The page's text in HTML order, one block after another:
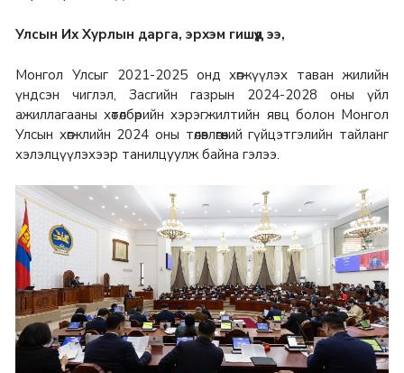
Улсын Их Хурлын дарга, эрхэм гишүүд ээ,
Монгол Улсыг 2021-2025 онд хөгжүүлэх таван жилийн
үндсэн чиглэл, Засгийн газрын 2024-2028 оны үйл
ажиллагааны хөтөлбөрийн хэрэгжилтийн явц болон Монгол
Улсын хөгжлийн 2024 оны төлөвлөгөөний гүйцэтгэлийн тайланг
хэлэлцүүлэхээр танилцуулж байна гэлээ.